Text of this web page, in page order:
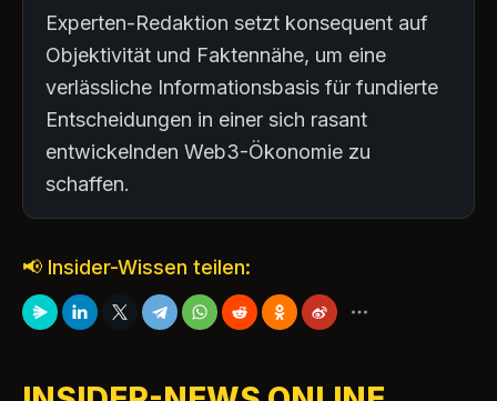
Experten-Redaktion setzt konsequent auf
Objektivität und Faktennähe, um eine
verlässliche Informationsbasis für fundierte
Entscheidungen in einer sich rasant
entwickelnden Web3-Ökonomie zu
schaffen.
📢 Insider-Wissen teilen: